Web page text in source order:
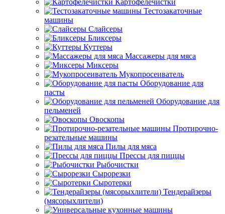
Картофелечистки
Тестозакаточные
машины
Слайсеры
Бликсеры
Куттеры
Массажеры для мяса
Миксеры
Мукопросеиватель
Оборудование для
пасты
Оборудование для
пельменей
Овоскопы
Протирочно-
резательные машины
Пилы для мяса
Прессы для пиццы
Рыбочистки
Сырорезки
Сыротерки
Тендерайзеры
(мясорыхлители)